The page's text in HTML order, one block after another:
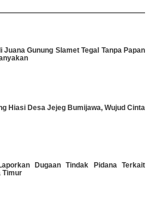
Gunung Slamet Tegal Tanpa Papan
Hiasi Desa Jejeg Bumijawa, Wujud Cinta
Dugaan Tindak Pidana Terkait
Timur